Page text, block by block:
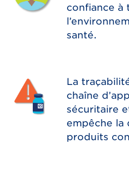
confiance à
santé.
La
chaîne
sécuritaire
empêche la
produits